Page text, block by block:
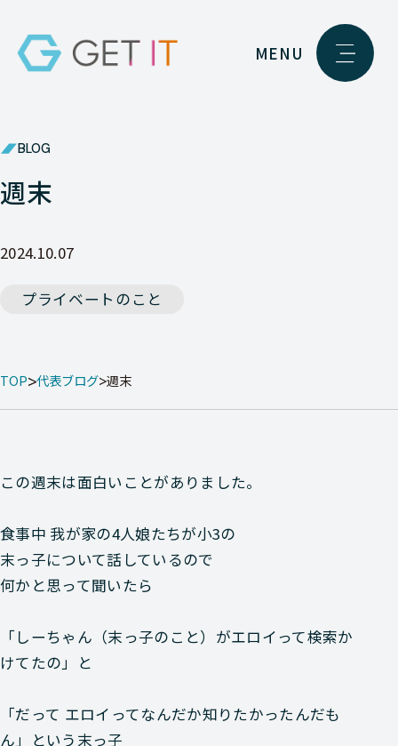
MENU
BLOG
週末
2024.10.07
プライベートのこと
TOP 代表ブログ 週末
この週末は面白いことがありました。
食事中 我が家の4人娘たちが小3の
末っ子について話しているので
何かと思って聞いたら
「しーちゃん（末っ子のこと）がエロイって検索か
けてたの」と
「だって エロイってなんだか知りたかったんだも
ん」という末っ子